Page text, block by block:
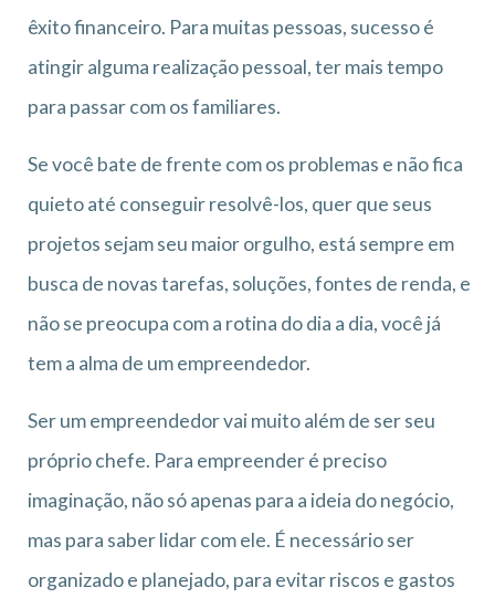
êxito financeiro. Para muitas pessoas, sucesso é
atingir alguma realização pessoal, ter mais tempo
para passar com os familiares.
Se você bate de frente com os problemas e não fica
quieto até conseguir resolvê-los, quer que seus
projetos sejam seu maior orgulho, está sempre em
busca de novas tarefas, soluções, fontes de renda, e
não se preocupa com a rotina do dia a dia, você já
tem a alma de um empreendedor.
Ser um empreendedor vai muito além de ser seu
próprio chefe. Para empreender é preciso
imaginação, não só apenas para a ideia do negócio,
mas para saber lidar com ele. É necessário ser
organizado e planejado, para evitar riscos e gastos